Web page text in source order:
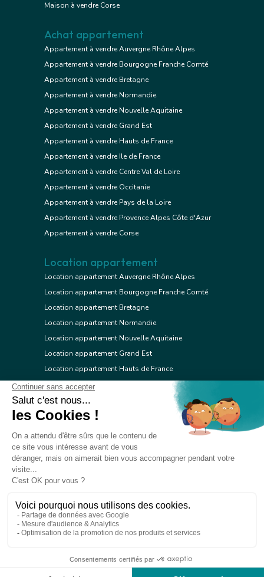
© 2026 Réseau immobilier l'Adresse
Maison à vendre Corse
Achat appartement
Appartement à vendre Auvergne Rhône Alpes
Appartement à vendre Bourgogne Franche Comté
Appartement à vendre Bretagne
Appartement à vendre Normandie
Appartement à vendre Nouvelle Aquitaine
Appartement à vendre Grand Est
Appartement à vendre Hauts de France
Appartement à vendre Ile de France
Appartement à vendre Centre Val de Loire
Appartement à vendre Occitanie
Appartement à vendre Pays de la Loire
Appartement à vendre Provence Alpes Côte d'Azur
Appartement à vendre Corse
Location appartement
Location appartement Auvergne Rhône Alpes
Location appartement Bourgogne Franche Comté
Location appartement Bretagne
Location appartement Normandie
Location appartement Nouvelle Aquitaine
Location appartement Grand Est
Location appartement Hauts de France
Location appartement Ile de France
Location appartement Centre Val de Loire
Location appartement Occitanie
Location appartement Provence Alpes Côte d'Azur
Location appartement Corse